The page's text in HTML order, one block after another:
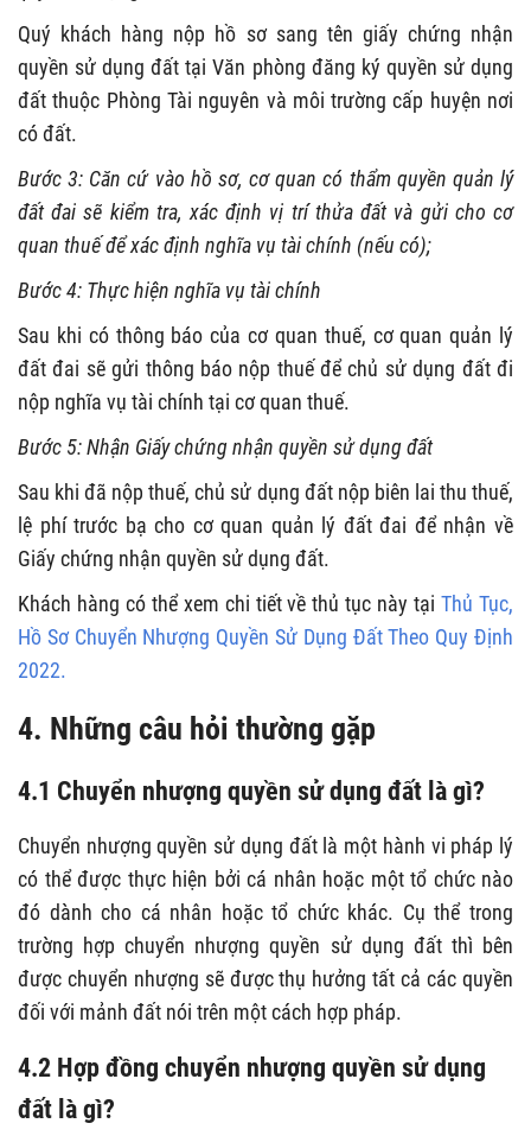
Quý khách hàng nộp hồ sơ sang tên giấy chứng nhận
quyền sử dụng đất tại Văn phòng đăng ký quyền sử dụng
đất thuộc Phòng Tài nguyên và môi trường cấp huyện nơi
có đất.
Bước 3: Căn cứ vào hồ sơ, cơ quan có thẩm quyền quản lý
đất đai sẽ kiểm tra, xác định vị trí thửa đất và gửi cho cơ
quan thuế để xác định nghĩa vụ tài chính (nếu có);
Bước 4: Thực hiện nghĩa vụ tài chính
Sau khi có thông báo của cơ quan thuế, cơ quan quản lý
đất đai sẽ gửi thông báo nộp thuế để chủ sử dụng đất đi
nộp nghĩa vụ tài chính tại cơ quan thuế.
Bước 5: Nhận Giấy chứng nhận quyền sử dụng đất
Sau khi đã nộp thuế, chủ sử dụng đất nộp biên lai thu thuế,
lệ phí trước bạ cho cơ quan quản lý đất đai để nhận về
Giấy chứng nhận quyền sử dụng đất.
Khách hàng có thể xem chi tiết về thủ tục này tạiThủ Tục,
Hồ Sơ Chuyển Nhượng Quyền Sử Dụng Đất Theo Quy Định
2022.
4. Những câu hỏi thường gặp
4.1 Chuyển nhượng quyền sử dụng đất là gì?
Chuyển nhượng quyền sử dụng đất là một hành vi pháp lý
có thể được thực hiện bởi cá nhân hoặc một tổ chức nào
đó dành cho cá nhân hoặc tổ chức khác. Cụ thể trong
trường hợp chuyển nhượng quyền sử dụng đất thì bên
được chuyển nhượng sẽ được thụ hưởng tất cả các quyền
đối với mảnh đất nói trên một cách hợp pháp.
4.2 Hợp đồng chuyển nhượng quyền sử dụng
đất là gì?